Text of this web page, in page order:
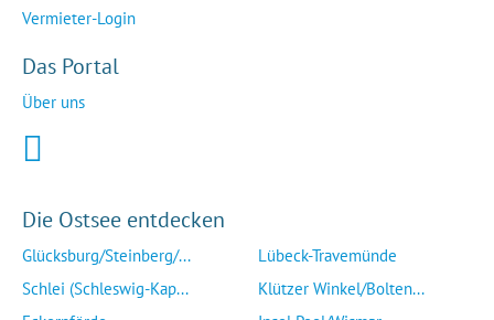
Vermieter-Login
Das Portal
Über uns
Die Ostsee entdecken
Glücksburg/Steinberg/...
Schlei (Schleswig-Kap...
Lübeck-Travemünde
Klützer Winkel/Bolten...